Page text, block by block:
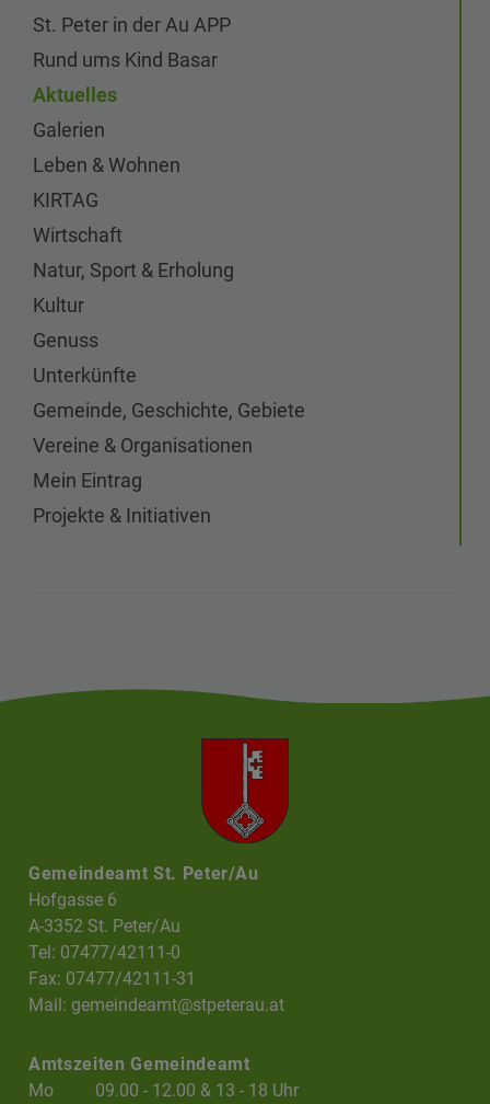
St. Peter in der Au APP
Rund ums Kind Basar
Aktuelles
Galerien
Leben & Wohnen
KIRTAG
Wirtschaft
Natur, Sport & Erholung
Kultur
Genuss
Unterkünfte
Gemeinde, Geschichte, Gebiete
Vereine & Organisationen
Mein Eintrag
Projekte & Initiativen
Gemeindeamt St. Peter/Au
Hofgasse 6
A-3352 St. Peter/Au
Tel: 07477/42111-0
Fax: 07477/42111-31
Mail:gemeindeamt@stpeterau.at
Amtszeiten Gemeindeamt
Mo
09.00 - 12.00 & 13 - 18 Uhr